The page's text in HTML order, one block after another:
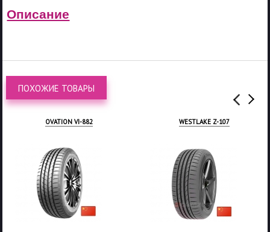
Описание
ПОХОЖИЕ ТОВАРЫ
OVATION VI-882 WESTLAKE Z-107